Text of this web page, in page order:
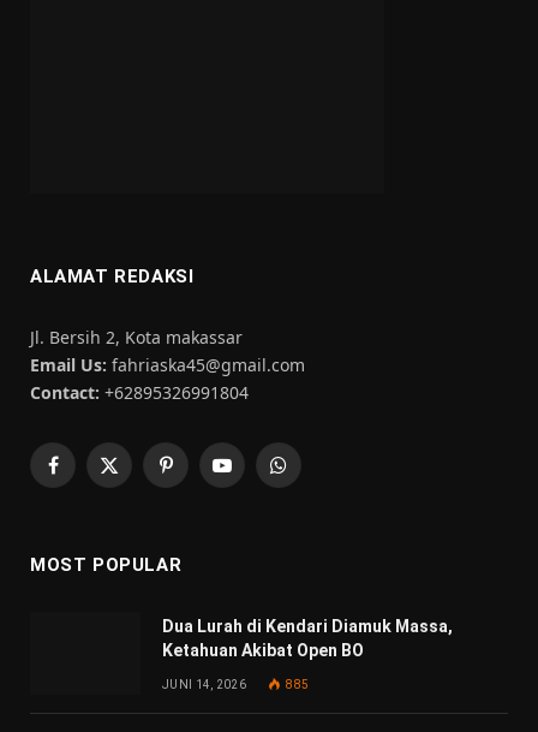
ALAMAT REDAKSI
Jl. Bersih 2, Kota makassar
Email Us: fahriaska45@gmail.com
Contact: +62895326991804
Facebook
X
PinterestYouTubeWhatsApp
MOST POPULAR
Dua Lurah di Kendari Diamuk Massa,
Ketahuan Akibat Open BO
JUNI 14, 2026 885